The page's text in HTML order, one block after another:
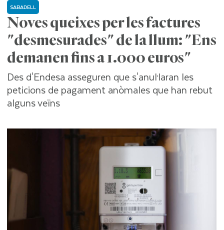
Noves queixes per les factures
"desmesurades" de la llum: "Ens
demanen fins a 1.000 euros"
SABADELL
Des d'Endesa asseguren que s'anul·laran les
peticions de pagament anòmales que han rebut
alguns veïns